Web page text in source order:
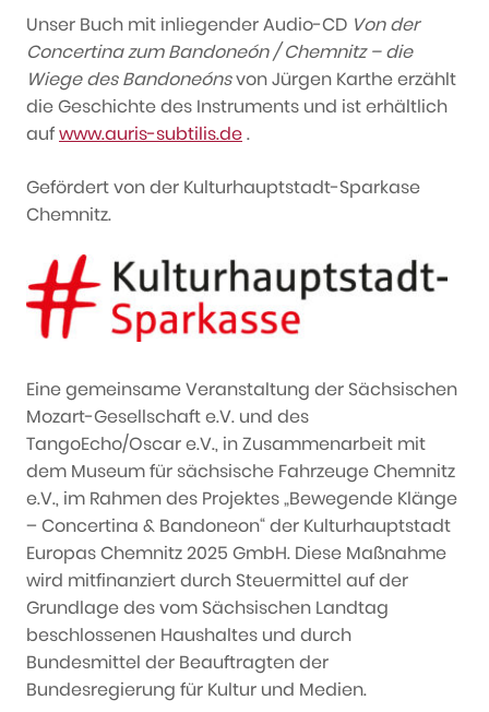
Unser Buch mit inliegender Audio-CD Von der
Concertina zum Bandoneón / Chemnitz – die
Wiege des Bandoneónsvon Jürgen Karthe erzählt
die Geschichte des Instruments und ist erhältlich
aufwww.auris-subtilis.de.
Gefördert von der Kulturhauptstadt-Sparkase
Chemnitz.
Eine gemeinsame Veranstaltung der Sächsischen
Mozart-Gesellschaft e.V. und des
TangoEcho/Oscar e.V., in Zusammenarbeit mit
dem Museum für sächsische Fahrzeuge Chemnitz
e.V., im Rahmen des Projektes „Bewegende Klänge
– Concertina & Bandoneon“ der Kulturhauptstadt
Europas Chemnitz 2025 GmbH. Diese Maßnahme
wird mitfinanziert durch Steuermittel auf der
Grundlage des vom Sächsischen Landtag
beschlossenen Haushaltes und durch
Bundesmittel der Beauftragten der
Bundesregierung für Kultur und Medien.